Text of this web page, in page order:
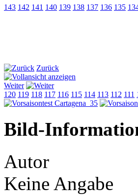
143 142 141 140 139 138 137 136 135
Zurück
Weiter
120 119 118 117 116 115 114 113 112 111
Bild-
Autor
Keine Angabe